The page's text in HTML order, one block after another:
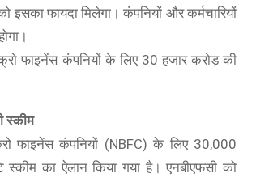
इसका फायदा मिलेगा। कंपनियों और कर्मचारियों
फाइनेंस कंपनियों के लिए 30 हजार करोड़ की
स्कीम
फाइनेंस कंपनियों (NBFC) के लिए 30,000
स्कीम का ऐलान किया गया है। एनबीएफसी को